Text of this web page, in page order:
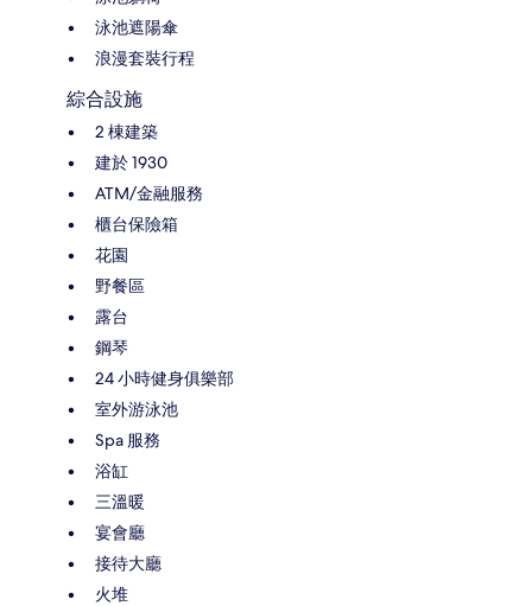
泳池遮陽傘
浪漫套裝行程
綜合設施
2 棟建築
建於 1930
ATM/金融服務
櫃台保險箱
花園
野餐區
露台
鋼琴
24 小時健身俱樂部
室外游泳池
Spa 服務
浴缸
三溫暖
宴會廳
接待大廳
火堆